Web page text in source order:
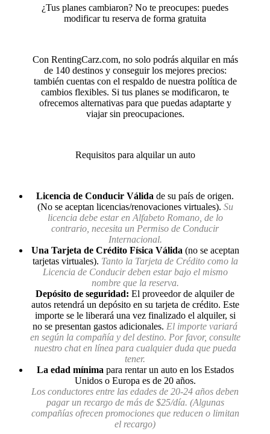
¿Tus planes cambiaron? No te preocupes: puedes
modificar tu reserva de forma gratuita
Con RentingCarz.com, no solo podrás alquilar en más
de 140 destinos y conseguir los mejores precios:
también cuentas con el respaldo de nuestra política de
cambios flexibles. Si tus planes se modificaron, te
ofrecemos alternativas para que puedas adaptarte y
viajar sin preocupaciones.
Requisitos para alquilar un auto
Licencia de Conducir Válida de su país de origen.
(No se aceptan licencias/renovaciones virtuales). Su
licencia debe estar en Alfabeto Romano, de lo
contrario, necesita un Permiso de Conducir
Internacional.
Una Tarjeta de Crédito Física Válida (no se aceptan
tarjetas virtuales). Tanto la Tarjeta de Crédito como la
Licencia de Conducir deben estar bajo el mismo
nombre que la reserva.
Depósito de seguridad: El proveedor de alquiler de
autos retendrá un depósito en su tarjeta de crédito. Este
importe se le liberará una vez finalizado el alquiler, si
no se presentan gastos adicionales. El importe variará
en según la compañía y del destino. Por favor, consulte
nuestro chat en línea para cualquier duda que pueda
tener.
La edad mínima para rentar un auto en los Estados
Unidos o Europa es de 20 años.
Los conductores entre las edades de 20-24 años deben
pagar un recargo de más de $25/día. (Algunas
compañías ofrecen promociones que reducen o limitan
el recargo)